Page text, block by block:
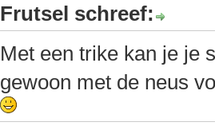
Frutsel schreef:
Met een trike kan je je
gewoon met de neus